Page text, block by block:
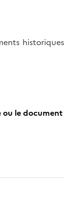
historiques
ou le document